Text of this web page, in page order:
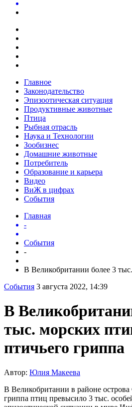
Главное
Законодательство
Эпизоотическая ситуация
Продуктивные животные
Птица
Рыбная отрасль
Наука и Технологии
Зообизнес
Домашние животные
Потребитель
Образование и карьера
Видео
ВиЖ в цифрах
События
Главная
-
События
-
В Великобритании более 3
События 3 августа 2022, 14:39
В
тыс. морских
птичьего гриппа
Автор: Юлия Макеева
В Великобритании в районе
гриппа птиц превысило 3 тыс.